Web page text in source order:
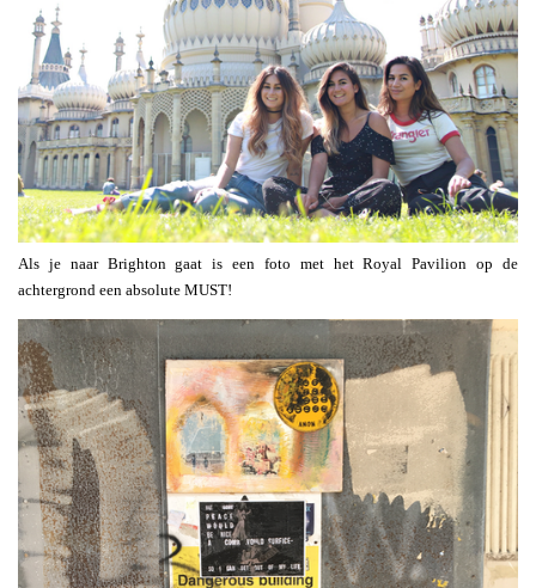
Als je naar Brighton gaat is een foto met het Royal Pavilion op de
achtergrond een absolute MUST!